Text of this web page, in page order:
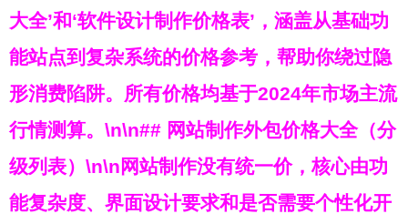
大全’和‘软件设计制作价格表’，涵盖从基础功
能站点到复杂系统的价格参考，帮助你绕过隐
形消费陷阱。所有价格均基于2024年市场主流
行情测算。\n\n## 网站制作外包价格大全（分
级列表）\n\n网站制作没有统一价，核心由功
能复杂度、界面设计要求和是否需要个性化开